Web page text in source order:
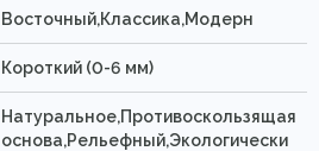
Восточный,Классика,Модерн
Короткий (0-6 мм)
Натуральное,Противоскользящая
основа,Рельефный,Экологически